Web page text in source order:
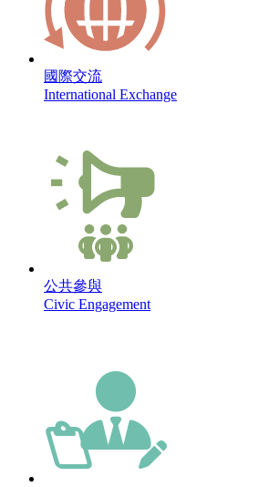
國際交流
International Exchange
公共參與
Civic Engagement